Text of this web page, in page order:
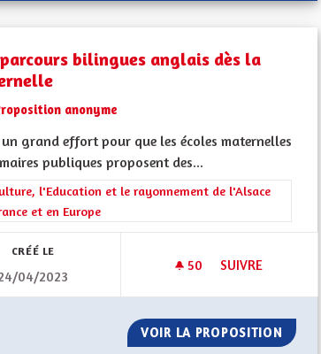
parcours bilingues anglais dès la
anonyme
grand effort pour que les écoles maternelles
publiques proposent des...
les résultats de la catégorie : La Culture, l'Education et
l'Education et le rayonnement de l'Alsace
et en Europe
CRÉÉ LE
04/2023
50 50 ABONNÉS
SUIVRE
DES PARCOURS
VOIR LA PROPOSITION DES